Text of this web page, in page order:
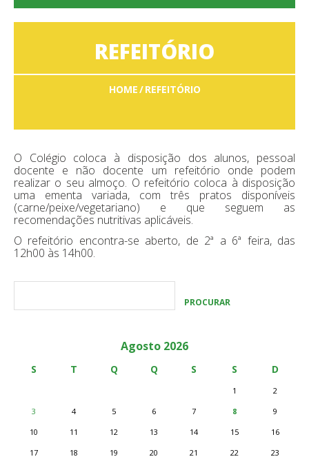
REFEITÓRIO
HOME REFEITÓRIO
O Colégio coloca à disposição dos alunos, pessoal
docente e não docente um refeitório onde podem
realizar o seu almoço. O refeitório coloca à disposição
uma ementa variada, com três pratos disponíveis
(carne/peixe/vegetariano) e que seguem as
recomendações nutritivas aplicáveis.
O refeitório encontra-se aberto, de 2ª a 6ª feira, das
12h00 às 14h00.
Agosto 2026
S T Q Q S S D
1
2
3
4 5 6 7 8
9
10
11 12 13 14 15
16
17
18 19 20 21 22 23